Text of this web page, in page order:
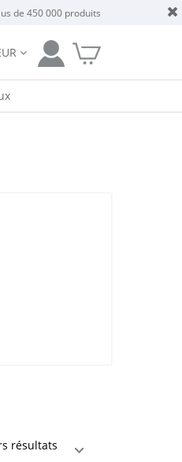
de 450 000 produits